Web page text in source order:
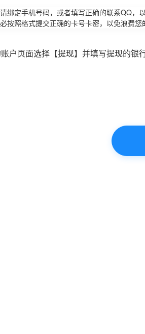
绑定手机号码，或者填写正确的联系QQ，
按照格式提交正确的卡号卡密，以免浪费您
户页面选择【提现】并填写提现的银